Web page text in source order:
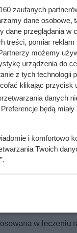
uczeni
80% przypadków
Zjednoczonych
się polska
nawet SS-Manów
w leczeniu
zaufanych
dane osobowe,
dane przeglądania w
treści, pomiar reklam
możemy
urządzenia do
z tych technologii
klikając przycisk
danych
będą
i komfortowo
Twoich